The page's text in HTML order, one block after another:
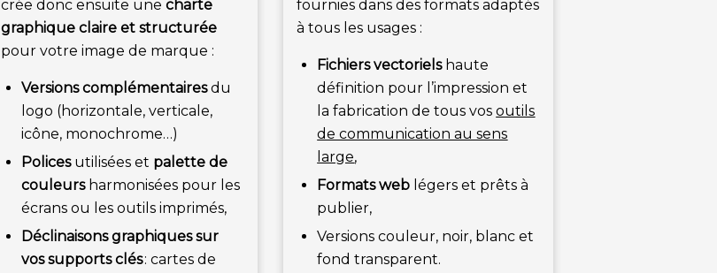
crée donc ensuite unecharte
graphique claire et structurée
pour votre image de marque :
Versions complémentairesdu
logo (horizontale, verticale,
icône, monochrome…)
Policesutilisées et palette de
couleursharmonisées pour les
écrans ou les outils imprimés,
Déclinaisons graphiques sur
vos supports clés: cartes de
fournies dans des formats adaptés
à tous les usages :
Fichiers vectorielshaute
définition pour l’impression et
la fabrication de tous vosoutils
de communication au sens
large,
Formats web légers et prêts à
publier,
Versions couleur, noir, blanc et
fond transparent.